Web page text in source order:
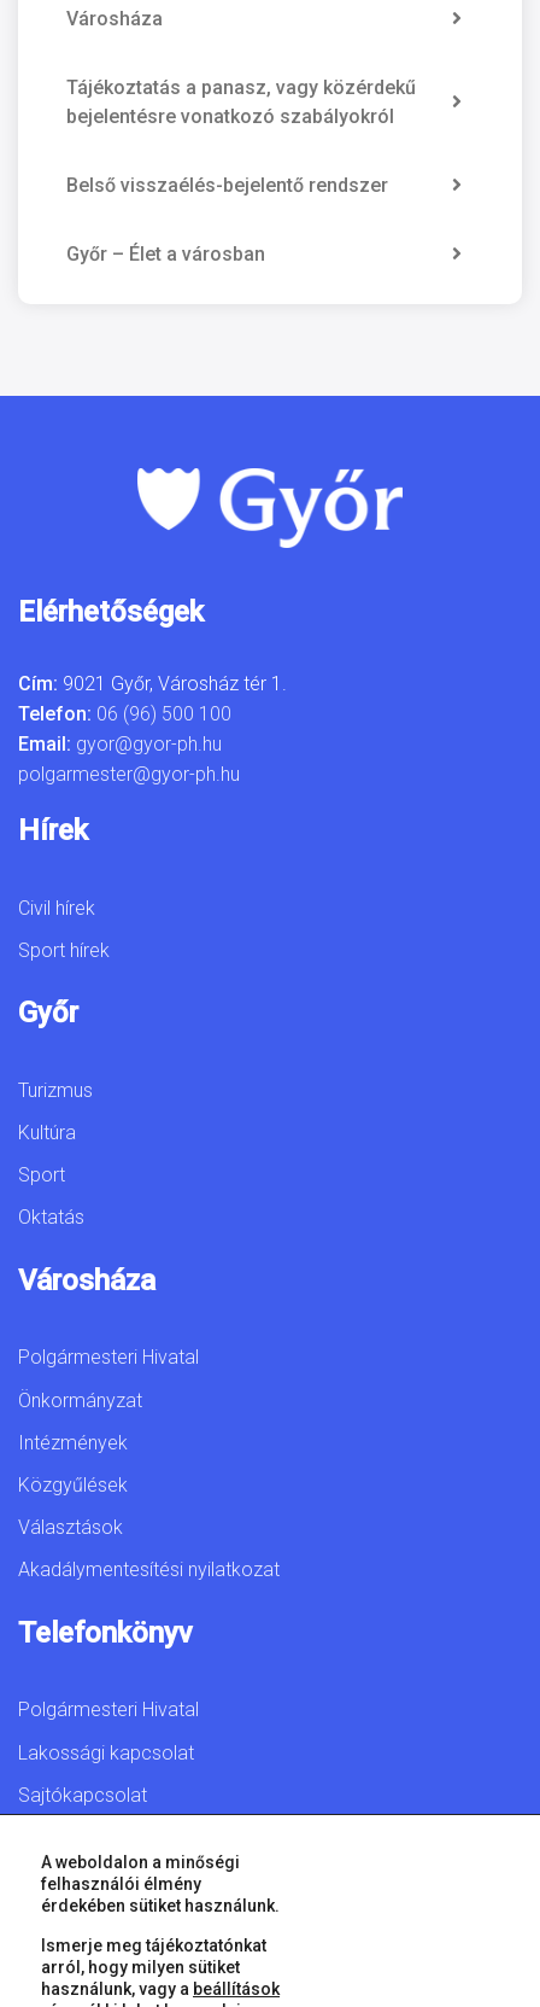
Városháza
Tájékoztatás a panasz, vagy közérdekű
bejelentésre vonatkozó szabályokról
Belső visszaélés-bejelentő rendszer
Győr – Élet a városban
Elérhetőségek
Cím: 9021 Győr, Városház tér 1.
Telefon: 06 (96) 500 100
Email: gyor@gyor-ph.hu
polgarmester@gyor-ph.hu
Hírek
Civil hírek
Sport hírek
Győr
Turizmus
Kultúra
Sport
Oktatás
Városháza
Polgármesteri Hivatal
Önkormányzat
Intézmények
Közgyűlések
Választások
Akadálymentesítési nyilatkozat
Telefonkönyv
Polgármesteri Hivatal
Lakossági kapcsolat
Sajtókapcsolat
© 2026 Győr Megyei Jogú Város • Minden jog fenntartva!
A weboldalon a minőségi
felhasználói élmény
érdekében sütiket használunk.
Ismerje meg tájékoztatónkat
arról, hogy milyen sütiket
használunk, vagy a beállítások